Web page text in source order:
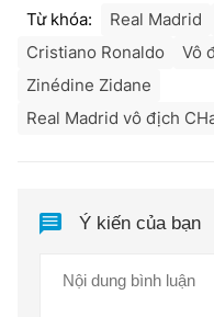
Từ khóa: Real Madrid
Cristiano Ronaldo
Vô
Zinédine Zidane
Real Madrid vô địch
Ý kiến của bạn